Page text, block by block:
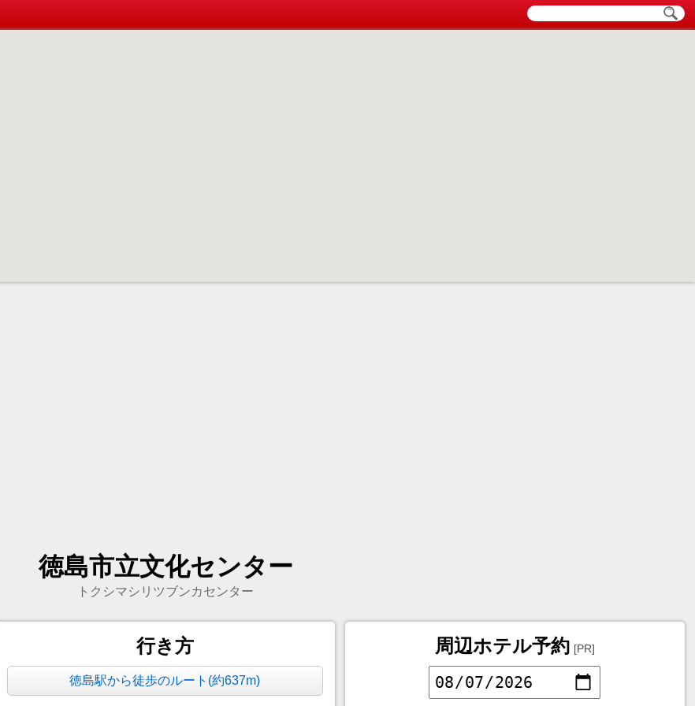
徳島市立文化センター
トクシマシリツブンカセンター
行き方
徳島駅から徒歩のルート(約637m)
周辺ホテル予約 [PR]